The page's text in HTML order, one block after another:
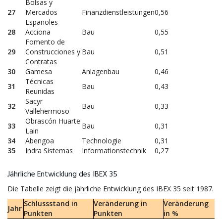
27
Bolsas y
Mercados
Españoles
Finanzdienstleistungen0,56
28 Acciona Bau 0,55
29
Fomento de
Construcciones y
Contratas
Bau 0,51
30 Gamesa Anlagenbau
0,46
31
Técnicas
Reunidas
Bau 0,43
32
Sacyr
Vallehermoso
Bau 0,33
33
Obrascón Huarte
Lain
Bau
0,31
34
Abengoa Technologie
0,31
35
Indra Sistemas Informationstechnik 0,27
Jährliche Entwicklung des IBEX 35
Die Tabelle zeigt die jährliche Entwicklung des IBEX 35 seit 1987.
Jahr
Schlussstand in
Punkten
Veränderung in
Punkten
Veränderung
in %